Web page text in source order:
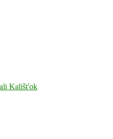
Kališťok